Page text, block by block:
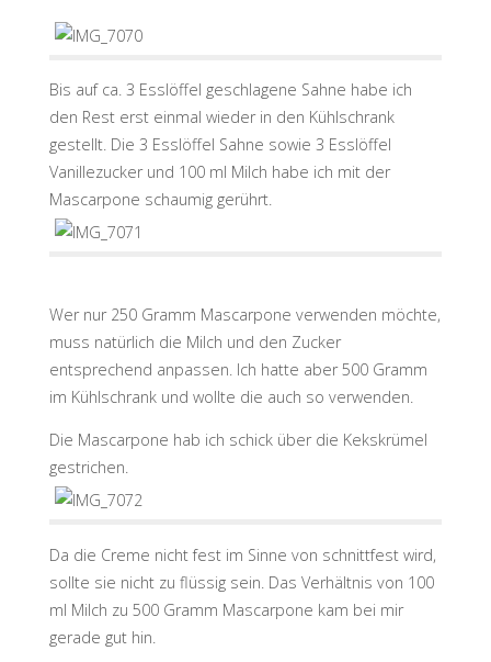
Bis auf ca. 3 Esslöffel geschlagene Sahne habe ich
den Rest erst einmal wieder in den Kühlschrank
gestellt. Die 3 Esslöffel Sahne sowie 3 Esslöffel
Vanillezucker und 100 ml Milch habe ich mit der
Mascarpone schaumig gerührt.
Wer nur 250 Gramm Mascarpone verwenden möchte,
muss natürlich die Milch und den Zucker
entsprechend anpassen. Ich hatte aber 500 Gramm
im Kühlschrank und wollte die auch so verwenden.
Die Mascarpone hab ich schick über die Kekskrümel
gestrichen.
Da die Creme nicht fest im Sinne von schnittfest wird,
sollte sie nicht zu flüssig sein. Das Verhältnis von 100
ml Milch zu 500 Gramm Mascarpone kam bei mir
gerade gut hin.